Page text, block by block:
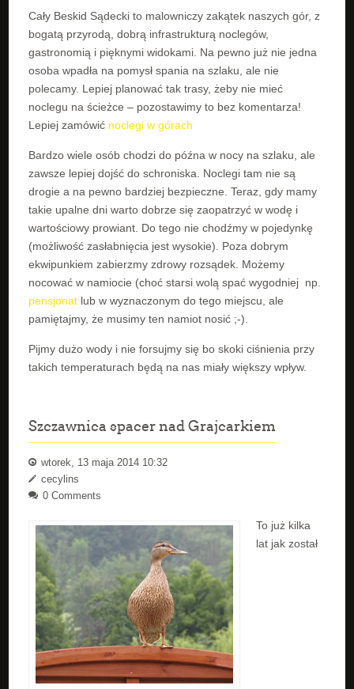
Cały Beskid Sądecki to malowniczy zakątek naszych gór, z
bogatą przyrodą, dobrą infrastrukturą noclegów,
gastronomią i pięknymi widokami. Na pewno już nie jedna
osoba wpadła na pomysł spania na szlaku, ale nie
polecamy. Lepiej planować tak trasy, żeby nie mieć
noclegu na ścieżce – pozostawimy to bez komentarza!
Lepiej zamówić noclegi w górach
Bardzo wiele osób chodzi do późna w nocy na szlaku, ale
zawsze lepiej dojść do schroniska. Noclegi tam nie są
drogie a na pewno bardziej bezpieczne. Teraz, gdy mamy
takie upalne dni warto dobrze się zaopatrzyć w wodę i
wartościowy prowiant. Do tego nie chodźmy w pojedynkę
(możliwość zasłabnięcia jest wysokie). Poza dobrym
ekwipunkiem zabierzmy zdrowy rozsądek. Możemy
nocować w namiocie (choć starsi wolą spać wygodniej np.
pensjonat lub w wyznaczonym do tego miejscu, ale
pamiętajmy, że musimy ten namiot nosić ;-).
Pijmy dużo wody i nie forsujmy się bo skoki ciśnienia przy
takich temperaturach będą na nas miały większy wpływ.
Szczawnica spacer nad Grajcarkiem
wtorek, 13 maja 2014 10:32
cecylins
0 Comments
To już kilka
lat jak został